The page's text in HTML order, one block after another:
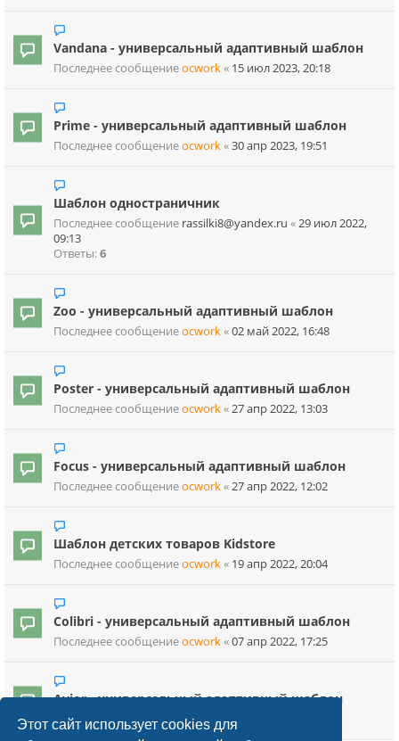
Этот сайт использует cookies для
Vandana - универсальный адаптивный шаблон
Последнее сообщениеocwork« 15 июл 2023, 20:18
Prime - универсальный адаптивный шаблон
Последнее сообщениеocwork«30 апр 2023, 19:51
Шаблон одностраничник
Последнее сообщение rassilki8@yandex.ru «29 июл 2022,
09:13
Ответы:6
Zoo - универсальный адаптивный шаблон
Последнее сообщениеocwork«02 май 2022, 16:48
Poster - универсальный адаптивный шаблон
Последнее сообщениеocwork«27 апр 2022, 13:03
Focus - универсальный адаптивный шаблон
Последнее сообщениеocwork«27 апр 2022, 12:02
Шаблон детских товаров Kidstore
Последнее сообщениеocwork« 19 апр 2022, 20:04
Colibri - универсальный адаптивный шаблон
Последнее сообщениеocwork«07 апр 2022, 17:25
Avior - универсальный адаптивный шаблон
Последнее сообщениеocwork«07 апр 2022, 17:18